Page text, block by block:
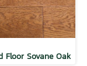
Floor Sovane Oak